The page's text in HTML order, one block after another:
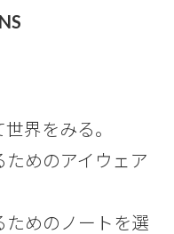
界をみる。
めのアイウェア
ためのノートを選